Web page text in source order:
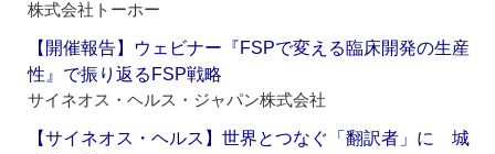
株式会社トーホー
【開催報告】ウェビナー『FSPで変える臨床開発の生産
性』で振り返るFSP戦略
サイネオス・ヘルス・ジャパン株式会社
【サイネオス・ヘルス】世界とつなぐ「翻訳者」に 城